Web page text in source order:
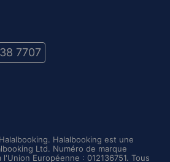
7707
Halalbooking est une
Ltd. Numéro de marque
Européenne : 012136751. Tous